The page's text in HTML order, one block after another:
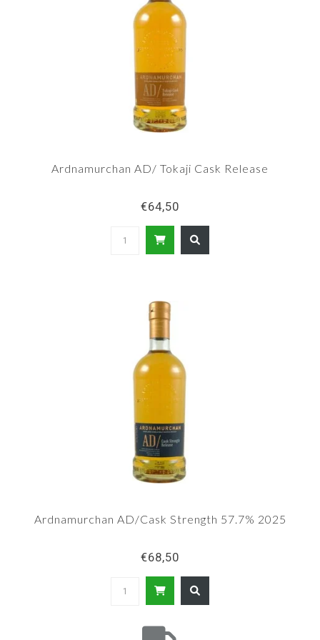
Ardnamurchan AD/ Tokaji Cask Release
€64,50
Ardnamurchan AD/Cask Strength 57.7% 2025
€68,50